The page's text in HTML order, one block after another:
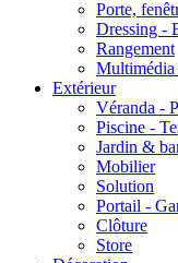
Porte,
Dressing -
Rangement
Multimédia
Extérieur
Véranda -
Piscine -
Jardin &
Mobilier
Solution
Portail -
Clôture
Store